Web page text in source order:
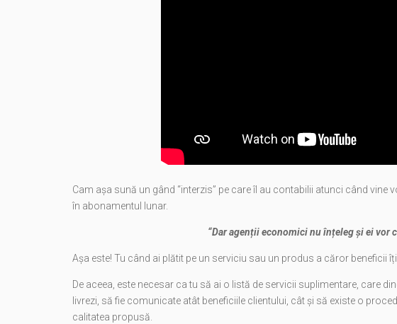
Cam așa sună un gând “interzis” pe care îl au contabilii atunci când
în abonamentul lunar.
“Dar agenții economici nu înțeleg și ei vor
Așa este! Tu când ai plătit pe un serviciu sau un produs a căror beneficii
De aceea, este necesar ca tu să ai o listă de servicii suplimentare, care
livrezi, să fie comunicate atât beneficiile clientului, cât și să existe o
calitatea propusă.